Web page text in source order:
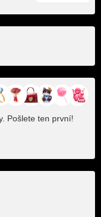
Pošlete ten první!